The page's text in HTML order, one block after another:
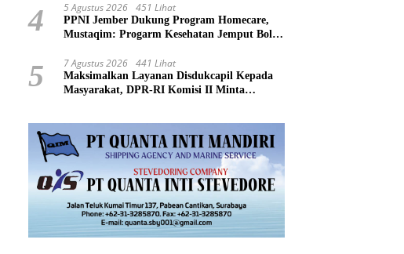
4 5 Agustus 2026 451 Lihat
PPNI Jember Dukung Program Homecare,
Mustaqim: Progarm Kesehatan Jemput Bola
5 7 Agustus 2026 441 Lihat
Maksimalkan Layanan Disdukcapil Kepada
Masyarakat, DPR-RI Komisi II Minta